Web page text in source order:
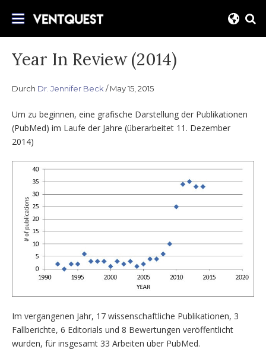
zum
Begleiten Sie uns auf diesem Weg für
eine verbesserte Liefer für mechanische
Year In Review (2014)
Durch Dr. Jennifer Beck May 15, 2015
Um zu beginnen, eine grafische Darstellung der Publikationen
(PubMed) im Laufe der Jahre (überarbeitet 11. Dezember
2014)
Im vergangenen Jahr, 17 wissenschaftliche Publikationen, 3
Fallberichte, 6 Editorials und 8 Bewertungen veröffentlicht
wurden, für insgesamt 33 Arbeiten über PubMed.